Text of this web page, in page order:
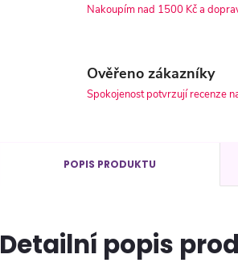
Nakoupím nad 1500 Kč a
Ověřeno zákazníky
Spokojenost potvrzují recenze
POPIS PRODUKTU
Detailní popis